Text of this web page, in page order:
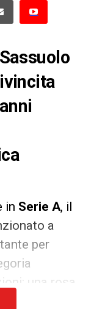
in Serie A, il
a
per
una rosa
per sfornare